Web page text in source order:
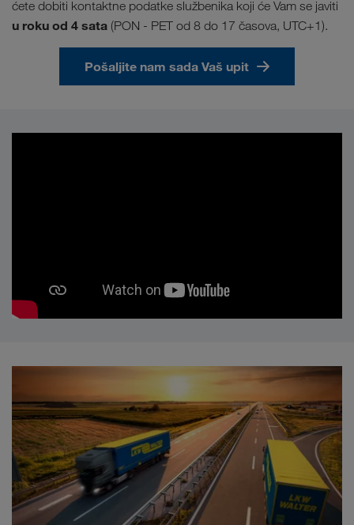
ćete dobiti kontaktne podatke službenika koji će Vam se javiti
u roku od 4 sata (PON - PET od 8 do 17 časova, UTC+1).
Pošaljite nam sada Vaš upit